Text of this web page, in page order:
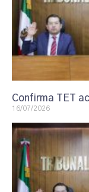
Confirma TET
16/07/2026